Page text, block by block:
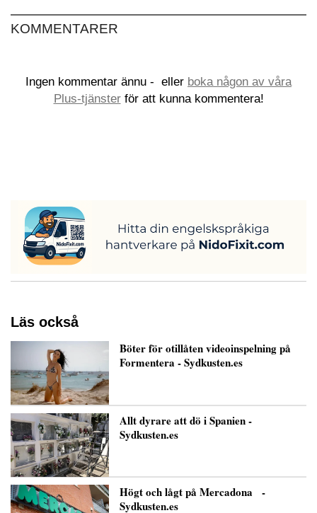
KOMMENTARER
Ingen kommentar ännu - eller boka någon av våra
Plus-tjänsterför att kunna kommentera!